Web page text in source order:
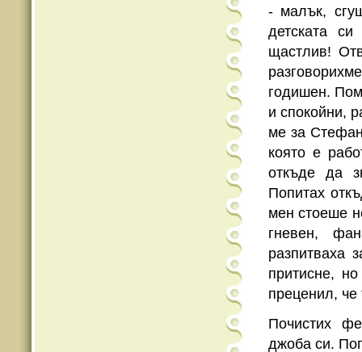
- малък,
детската
щастлив!
годишен.
и спокойни,
ме за
която е
откъде да
Попитах
мен стоеше
гневен,
разпитваха
притисне,
преценил, че
Почистих
джоба си.